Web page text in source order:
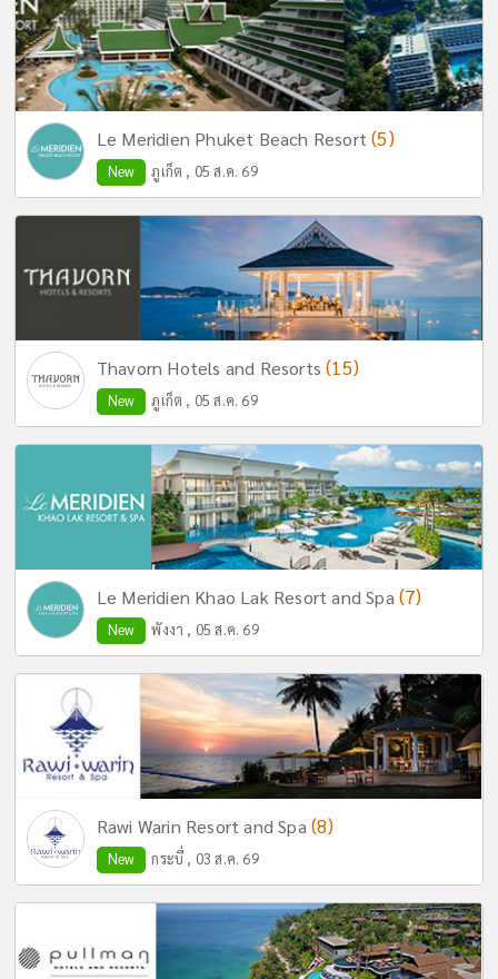
Le Meridien Phuket Beach Resort(5)
New ภูเก็ต , 05 ส.ค. 69
Thavorn Hotels and Resorts(15)
New ภูเก็ต , 05 ส.ค. 69
Le Meridien Khao Lak Resort and Spa (7)
New พังงา , 05 ส.ค. 69
Rawi Warin Resort and Spa (8)
New กระบี่ , 03 ส.ค. 69